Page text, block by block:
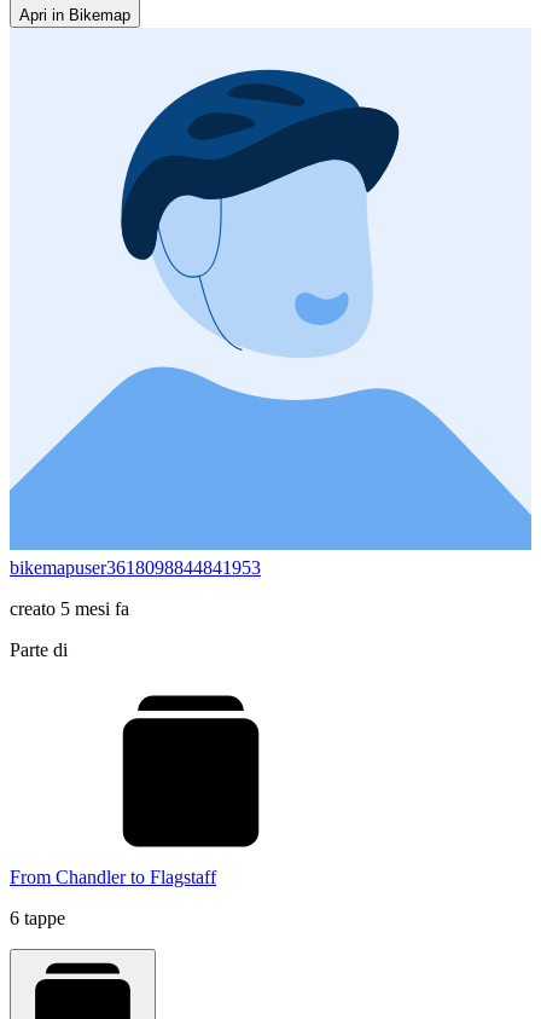
Apri in Bikemap
bikemapuser3618098844841953
creato 5 mesi fa
Parte di
From Chandler to Flagstaff
6 tappe